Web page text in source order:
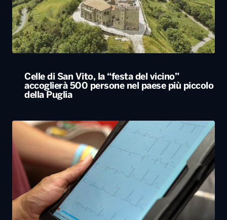
Celle di San Vito, la “festa del vicino”
accoglierà 500 persone nel paese più piccolo
della Puglia